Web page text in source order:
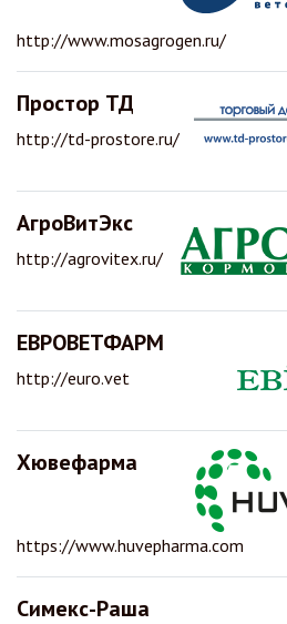
http://www.mosagrogen.ru/
Простор ТД
http://td-prostore.ru/
АгроВитЭкс
http://agrovitex.ru/
ЕВРОВЕТФАРМ
http://euro.vet
Хювефарма
https://www.huvepharma.com
Симекс-Раша